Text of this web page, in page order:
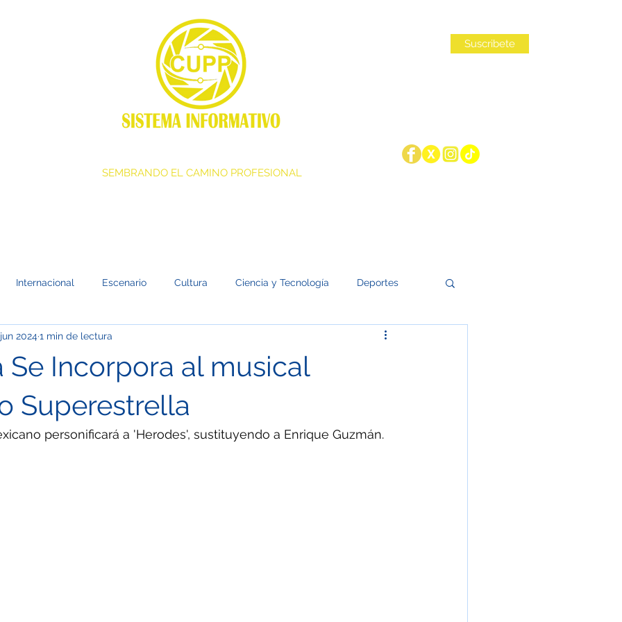
Suscribete
SEMBRANDO EL CAMINO PROFESIONAL
Internacional Escenario Cultura Ciencia y Tecnología Deportes
Info Cupp Fenómeno natural
Festivales y desfiles
Se Incorpora al musical
Superestrella
20241 min de lectura
personificará a 'Herodes', sustituyendo a Enrique Guzmán.